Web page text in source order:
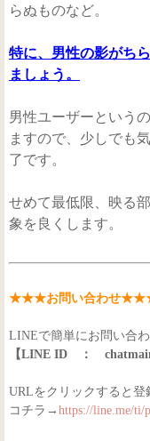
らぬものなど。
特に、男性の影がち
ましょう。
男性ユーザーという
ますので、少しでも
了です。
せめて最低限、映る
象を良くします。
★★★お問い合わせ
LINEで簡単にお問い合わ
【LINE ID ：
URLをクリックすると登
コチラ→ https://line.me/ti/